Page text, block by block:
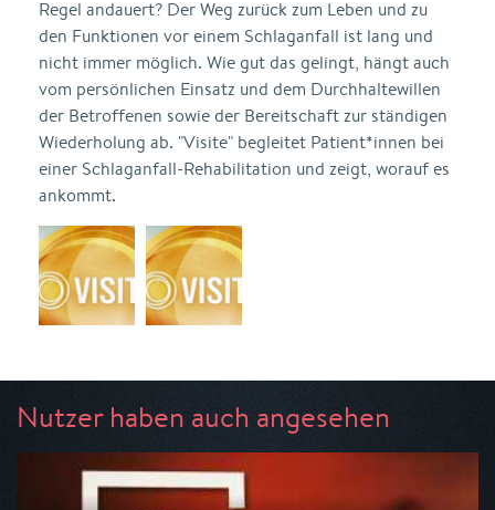
Regel andauert? Der Weg zurück zum Leben und zu
den Funktionen vor einem Schlaganfall ist lang und
nicht immer möglich. Wie gut das gelingt, hängt auch
vom persönlichen Einsatz und dem Durchhaltewillen
der Betroffenen sowie der Bereitschaft zur ständigen
Wiederholung ab. "Visite" begleitet Patient*innen bei
einer Schlaganfall-Rehabilitation und zeigt, worauf es
ankommt.
Nutzer haben auch angesehen